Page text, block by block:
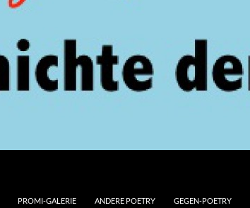
PROMI-GALERIE ANDERE POETRY GEGEN-POETRY